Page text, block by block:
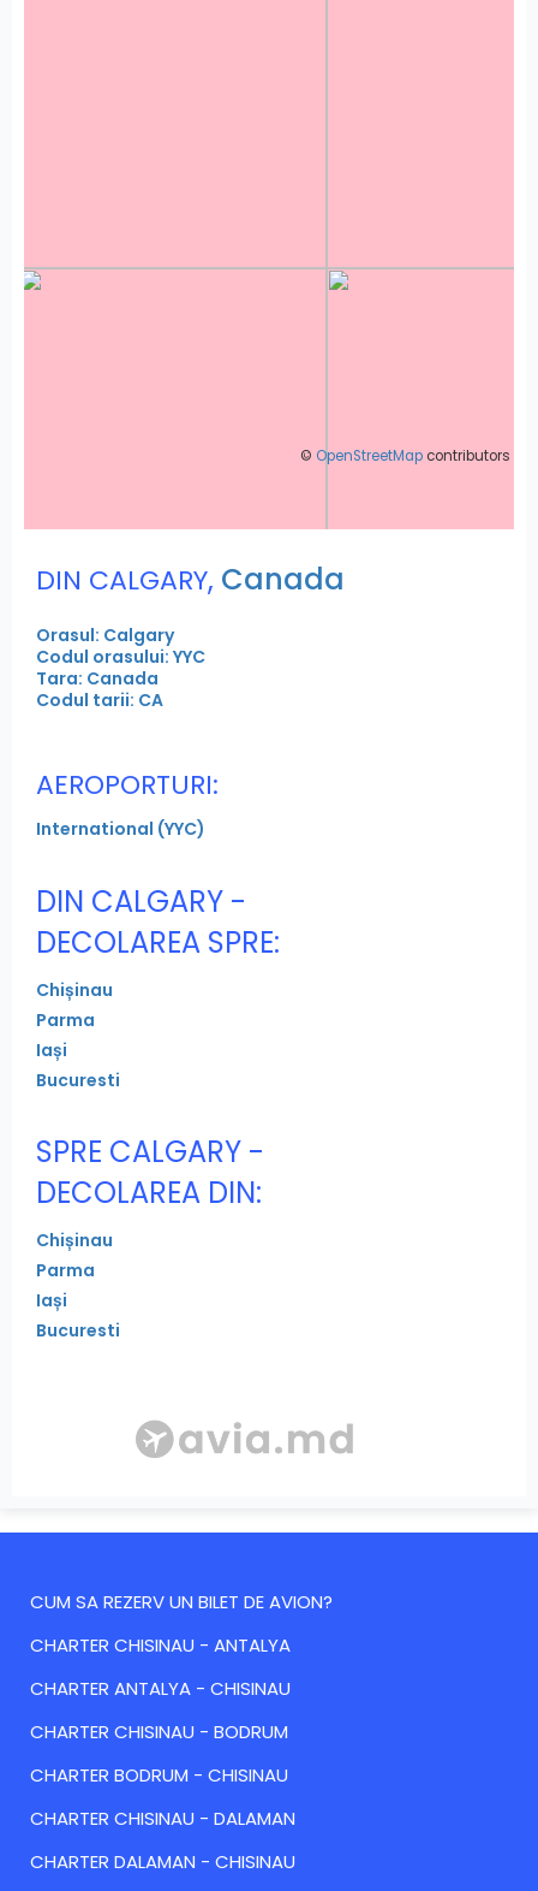
© OpenStreetMap contributors
DIN CALGARY, Canada
Orasul: Calgary
Codul orasului: YYC
Tara: Canada
Codul tarii: CA
AEROPORTURI:
International (YYC)
DIN CALGARY -
DECOLAREA SPRE:
Chișinau
Parma
Iași
Bucuresti
SPRE CALGARY -
DECOLAREA DIN:
Chișinau
Parma
Iași
Bucuresti
CUM SA REZERV UN BILET DE AVION?
CHARTER CHISINAU - ANTALYA
CHARTER ANTALYA - CHISINAU
CHARTER CHISINAU - BODRUM
CHARTER BODRUM - CHISINAU
CHARTER CHISINAU - DALAMAN
CHARTER DALAMAN - CHISINAU